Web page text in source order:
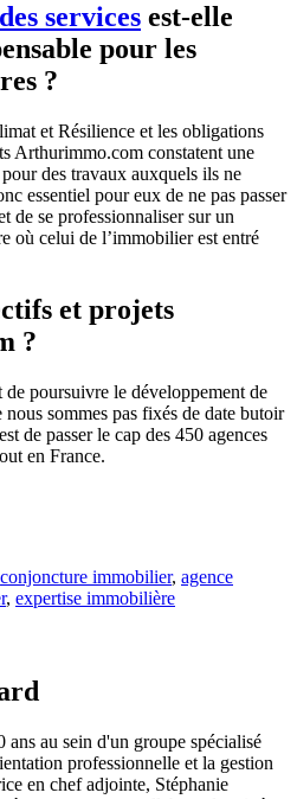
services est-elle
pour les
?
et Résilience et les obligations
Arthurimmo.com constatent une
des travaux auxquels ils ne
essentiel pour eux de ne pas passer
de se professionnaliser sur un
où celui de l’immobilier est entré
et projets
?
poursuivre le développement de
sommes pas fixés de date butoir
de passer le cap des 450 agences
en France.
conjoncture immobilier, agence
, expertise immobilière
au sein d'un groupe spécialisé
professionnelle et la gestion
en chef adjointe, Stéphanie